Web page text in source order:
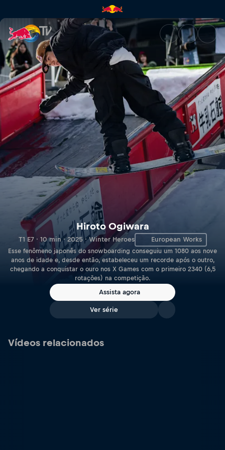
Hiroto Ogiwara | Red Bull TV
Hiroto Ogiwara
T1 E7 · 10 min · 2025 · Winter Heroes European Works
Esse fenômeno japonês do snowboarding conseguiu um 1080 aos nove
anos de idade e, desde então, estabeleceu um recorde após o outro,
chegando a conquistar o ouro nos X Games com o primeiro 2340 (6,5
rotações) na competição.
Assista agora
Ver série
Vídeos relacionados